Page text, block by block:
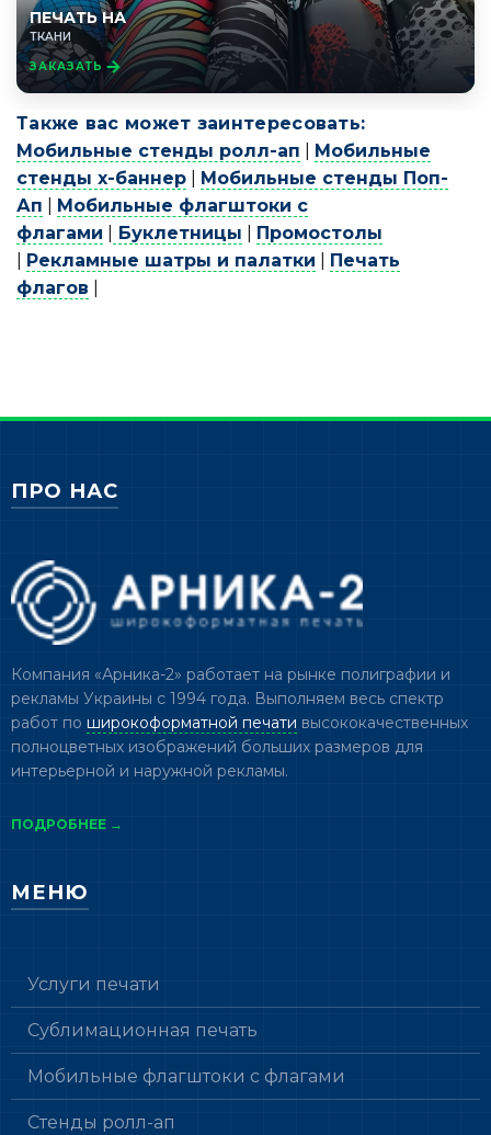
ПЕЧАТЬ НА
ТКАНИ
ЗАКАЗАТЬ
Также вас может заинтересовать:
Мобильные стенды ролл-ап
Мобильные
стенды х-баннер
Мобильные стенды Поп-
Ап
Мобильные флагштоки с
флагами
Буклетницы
Промостолы
Рекламные шатры и палатки
Печать
флагов
ПРО НАС
Компания «Арника-2» работает на рынке полиграфии и
рекламы Украины с 1994 года. Выполняем весь спектр
работ по широкоформатной печати высококачественных
полноцветных изображений больших размеров для
интерьерной и наружной рекламы.
ПОДРОБНЕЕ →
МЕНЮ
Услуги печати
Сублимационная печать
Мобильные флагштоки с флагами
Стенды ролл-ап